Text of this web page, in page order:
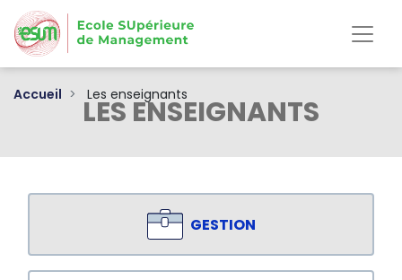
Aller
au
contenu
principal
Accueil Les enseignants
LES ENSEIGNANTS
GESTION